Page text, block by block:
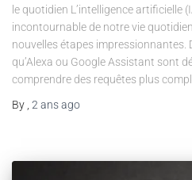
le quotidien L’intelligence artificielle
incontournable de notre vie
nouvelles étapes impressionnantes.
qu’Alexa ou Google Assistant sont
comprendre des requêtes plus
By , 2 ansago